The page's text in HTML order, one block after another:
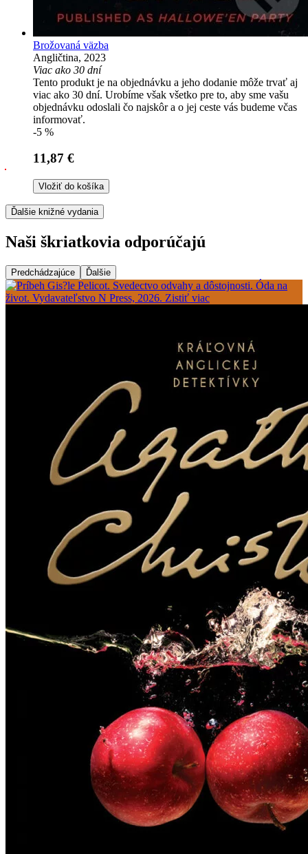
Brožovaná väzba
Angličtina, 2023
Viac ako 30 dní
Tento produkt je na objednávku a jeho dodanie môže trvať aj
viac ako 30 dní. Urobíme však všetko pre to, aby sme vašu
objednávku odoslali čo najskôr a o jej ceste vás budeme včas
informovať.
-5 %
11,87 €
Vložiť do košíka
Ďalšie knižné vydania
Naši škriatkovia odporúčajú
Predchádzajúce Ďalšie